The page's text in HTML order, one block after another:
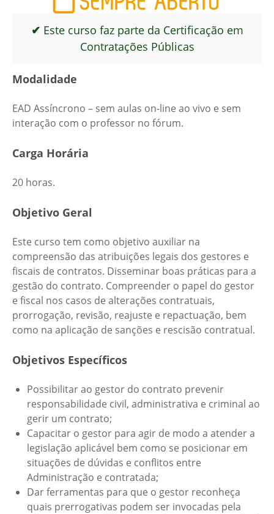
✔ Este curso faz parte da Certificação em
Contratações Públicas
Modalidade
EAD Assíncrono – sem aulas on-line ao vivo e sem
interação com o professor no fórum.
Carga Horária
20 horas.
Objetivo Geral
Este curso tem como objetivo auxiliar na
compreensão das atribuições legais dos gestores e
fiscais de contratos. Disseminar boas práticas para a
gestão do contrato. Compreender o papel do gestor
e fiscal nos casos de alterações contratuais,
prorrogação, revisão, reajuste e repactuação, bem
como na aplicação de sanções e rescisão contratual.
Objetivos Específicos
Possibilitar ao gestor do contrato prevenir
responsabilidade civil, administrativa e criminal ao
gerir um contrato;
Capacitar o gestor para agir de modo a atender a
legislação aplicável bem como se posicionar em
situações de dúvidas e conflitos entre
Administração e contratada;
Dar ferramentas para que o gestor reconheça
quais prerrogativas podem ser invocadas pela